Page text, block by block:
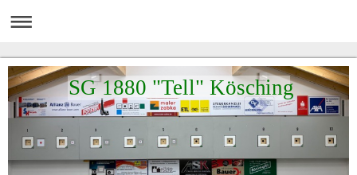
SG 1880 "Tell" Kösching